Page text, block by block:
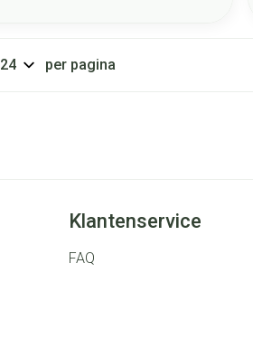
per pagina
Klantenservice
FAQ